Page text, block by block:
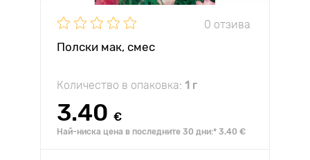
0 отзива
Полски мак, смес
Количество в опаковка: 1 г
3.40 €
Най-ниска цена в последните 30 дни:* 3.40 €